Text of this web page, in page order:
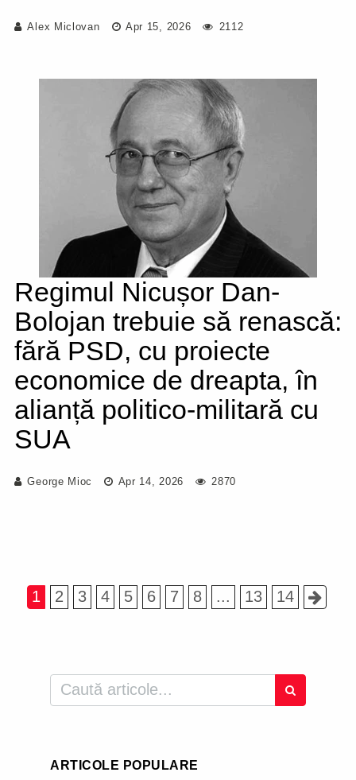
Alex Miclovan Apr 15, 2026 2112
Regimul Nicușor Dan-
Bolojan trebuie să renască:
fără PSD, cu proiecte
economice de dreapta, în
alianță politico-militară cu
SUA
George Mioc Apr 14, 2026 2870
1 2 3 4 5 6 7 8 ... 13 14
ARTICOLE POPULARE